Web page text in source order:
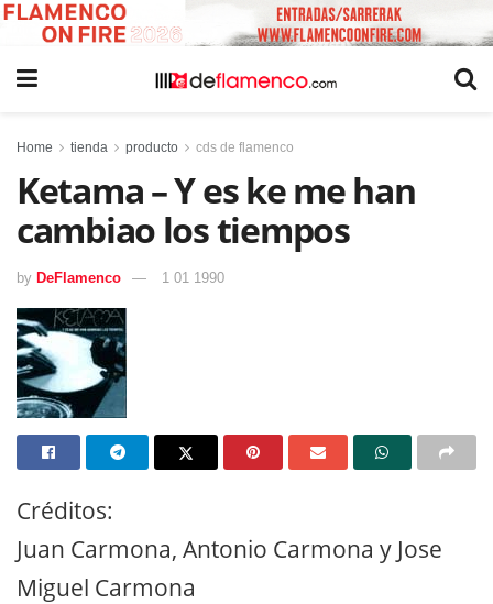
Home tienda producto cds de flamenco
Ketama – Y es ke me han
cambiao los tiempos
by DeFlamenco 1 01 1990
Créditos:
Juan Carmona, Antonio Carmona y Jose
Miguel Carmona